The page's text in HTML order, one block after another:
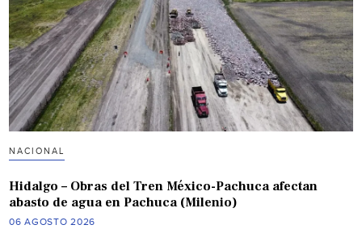
NACIONAL
Hidalgo – Obras del Tren México-Pachuca afectan
abasto de agua en Pachuca (Milenio)
06 AGOSTO 2026